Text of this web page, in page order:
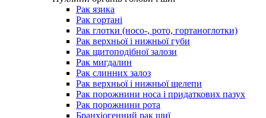
Рак язика
Рак гортані
Рак глотки (носо-, рото, гортаноглотки)
Рак верхньої і нижньої губи
Рак щитоподібної залози
Рак мигдалин
Рак слинних залоз
Рак верхньої і нижньої щелепи
Рак порожнини носа і придаткових пазух
Рак порожнини рота
Бранхіогенний рак шиї